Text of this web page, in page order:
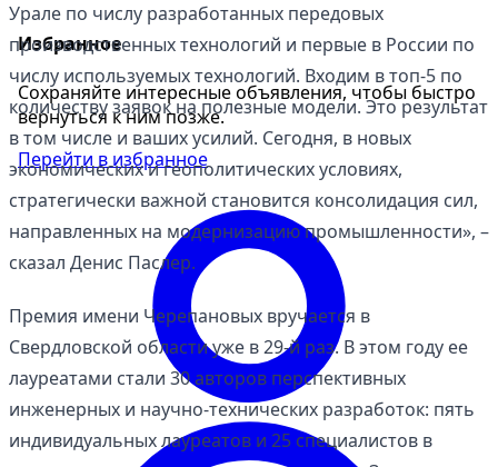
Избранное
Сохраняйте интересные объявления, чтобы быстро
вернуться к ним позже.
Перейти в избранное
Урале по числу разработанных передовых
производственных технологий и первые в России по
числу используемых технологий. Входим в топ-5 по
количеству заявок на полезные модели. Это результат
в том числе и ваших усилий. Сегодня, в новых
экономических и геополитических условиях,
стратегически важной становится консолидация сил,
направленных на модернизацию промышленности», –
сказал Денис Паслер.
Премия имени Черепановых вручается в
Свердловской области уже в 29-й раз. В этом году ее
лауреатами стали 30 авторов перспективных
инженерных и научно-технических разработок: пять
индивидуальных лауреатов и 25 специалистов в